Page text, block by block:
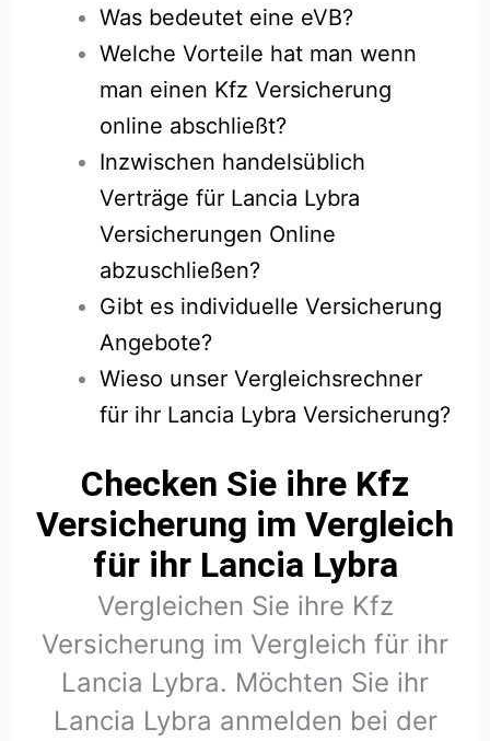
Was bedeutet eine eVB?
Welche Vorteile hat man wenn
man einen Kfz Versicherung
online abschließt?
Inzwischen handelsüblich
Verträge für Lancia Lybra
Versicherungen Online
abzuschließen?
Gibt es individuelle Versicherung
Angebote?
Wieso unser Vergleichsrechner
für ihr Lancia Lybra Versicherung?
Checken Sie ihre Kfz
Versicherung im Vergleich
für ihr Lancia Lybra
Vergleichen Sie ihre Kfz
Versicherung im Vergleich für ihr
Lancia Lybra. Möchten Sie ihr
Lancia Lybra anmelden bei der